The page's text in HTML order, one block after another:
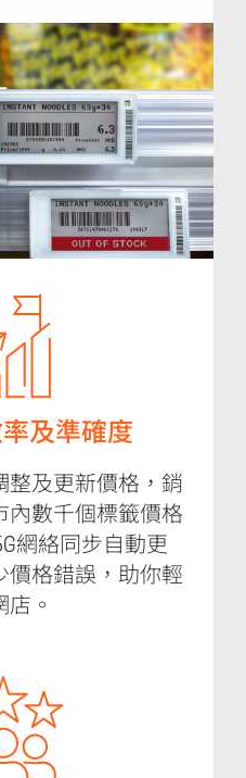
及準確度
整及更新價格，銷
內數千個標籤價格
網絡同步自動更
價格錯誤，助你輕
。